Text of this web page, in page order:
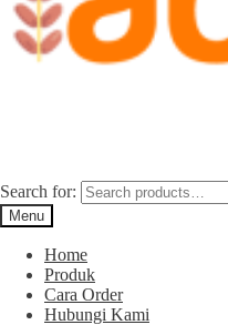
Search for:
Menu
Home
Produk
Cara Order
Hubungi Kami
Jual Kurma
Jaya Hub.